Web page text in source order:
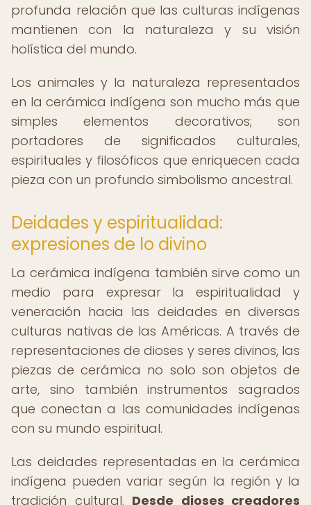
profunda relación que las culturas indígenas
mantienen con la naturaleza y su visión
holística del mundo.
Los animales y la naturaleza representados
en la cerámica indígena son mucho más que
simples elementos decorativos; son
portadores de significados culturales,
espirituales y filosóficos que enriquecen cada
pieza con un profundo simbolismo ancestral.
Deidades y espiritualidad:
expresiones de lo divino
La cerámica indígena también sirve como un
medio para expresar la espiritualidad y
veneración hacia las deidades en diversas
culturas nativas de las Américas. A través de
representaciones de dioses y seres divinos, las
piezas de cerámica no solo son objetos de
arte, sino también instrumentos sagrados
que conectan a las comunidades indígenas
con su mundo espiritual.
Las deidades representadas en la cerámica
indígena pueden variar según la región y la
tradición cultural. Desde dioses creadores